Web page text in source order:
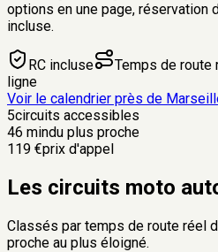
options en une page, réservation
incluse.
RC incluse Temps de route
ligne
Voir le calendrier près de
5circuits accessibles
46 mindu plus proche
119 €prix d'appel
Les circuits moto
Classés par temps de route réel
proche au plus éloigné.